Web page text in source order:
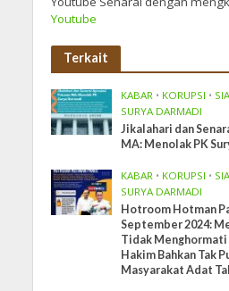
Youtube
Terkait
KABAR • KORUPSI •
SURYA DARMADI
Jikalahari dan
MA: Menolak PK
KABAR • KORUPSI •
SURYA DARMADI
Hotroom Hotman
September 2024:
Tidak
Hakim Bahkan Tak
Masyarakat Adat